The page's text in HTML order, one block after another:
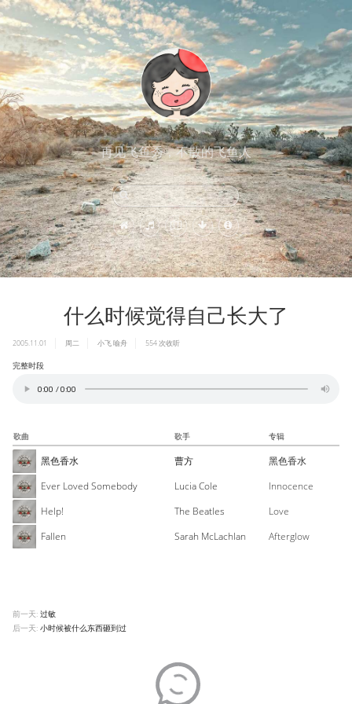
再见飞鱼秀，不散的飞鱼人
什么时候觉得自己长大了
2005.11.01 周二 小飞 喻舟 554次收听
完整时段
歌曲 歌手 专辑
黑色香水 曹方
黑色香水
Ever Loved Somebody
Lucia Cole
Innocence
Help!
The Beatles
Love
Fallen
Sarah McLachlan Afterglow
前一天: 过敏
后一天: 小时候被什么东西砸到过